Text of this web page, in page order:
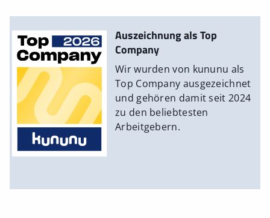
Auszeichnung als Top
Company
Wir wurden von kununu als
Top Company ausgezeichnet
und gehören damit seit 2024
zu den beliebtesten
Arbeitgebern.